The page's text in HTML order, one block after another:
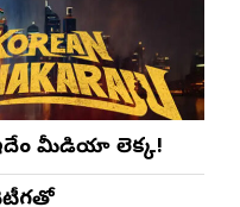
ఇదేం మీడియా లెక్క!